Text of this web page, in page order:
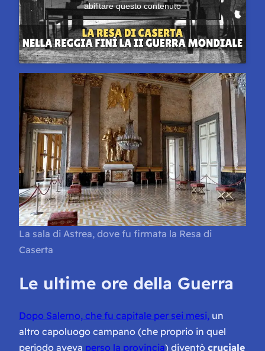
abilitare questo contenuto
La sala di Astrea, dove fu firmata la Resa di
Caserta
Le ultime ore della Guerra
Dopo Salerno, che fu capitale per sei mesi, un
altro capoluogo campano (che proprio in quel
periodo aveva perso la provincia) diventò cruciale